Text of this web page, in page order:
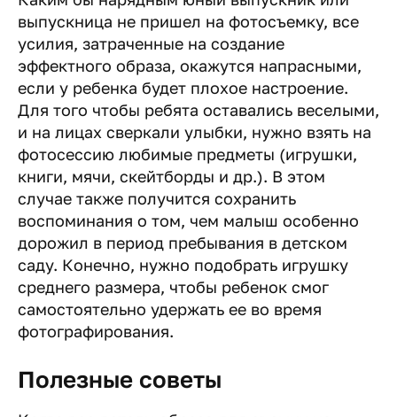
выпускница не пришел на фотосъемку, все
усилия, затраченные на создание
эффектного образа, окажутся напрасными,
если у ребенка будет плохое настроение.
Для того чтобы ребята оставались веселыми,
и на лицах сверкали улыбки, нужно взять на
фотосессию любимые предметы (игрушки,
книги, мячи, скейтборды и др.). В этом
случае также получится сохранить
воспоминания о том, чем малыш особенно
дорожил в период пребывания в детском
саду. Конечно, нужно подобрать игрушку
среднего размера, чтобы ребенок смог
самостоятельно удержать ее во время
фотографирования.
Полезные советы